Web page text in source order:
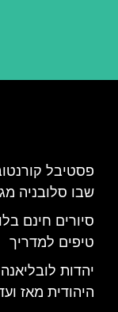
שבו סלובניה
סיורים חינם
טיפים למדריך
יהדות
היהודית מאז